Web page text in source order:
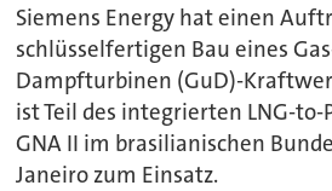
Siemens Energy hat einen
schlüsselfertigen Bau eines
Dampfturbinen (GuD)-
ist Teil des integrierten LNG-to-
GNA II im brasilianischen
Janeiro zum Einsatz.